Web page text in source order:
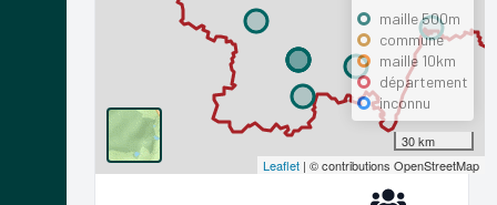
maille 500m
commune
maille 10km
département
inconnu
30 km
Leaflet | © contributions OpenStreetMap